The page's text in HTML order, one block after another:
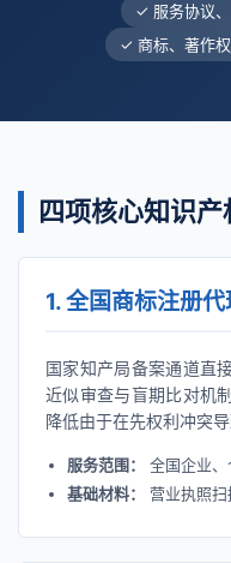
✓ 服务协议
✓ 商标、著作
四项核心知识
1. 全国商标注册代
国家知产局备案通道直
近似审查与盲期比对机
降低由于在先权利冲突
服务范围：
全国企业、
基础材料：
营业执照扫